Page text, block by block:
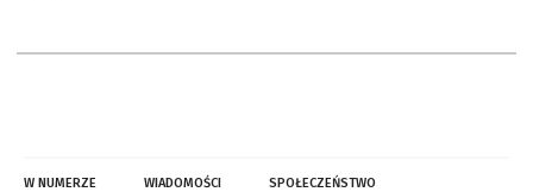
W NUMERZE WIADOMOŚCI SPOŁECZEŃSTWO